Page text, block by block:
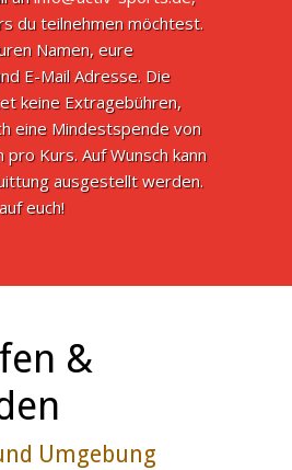
du teilnehmen möchtest.
Namen, eure
E-Mail Adresse. Die
keine Extragebühren,
eine Mindestspende von
Kurs. Auf Wunsch kann
ausgestellt werden.
euch!
&
Umgebung